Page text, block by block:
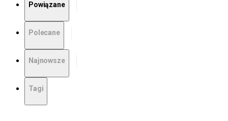
Powiązane
Polecane
Najnowsze
Tagi